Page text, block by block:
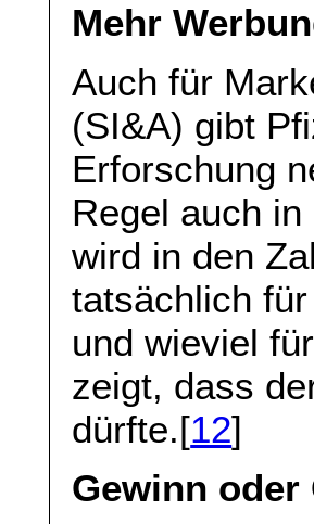
Mehr
Auch für
(SI&A) gibt
Erforschung
Regel auch
wird in den
tatsächlich
und wieviel
zeigt, dass
dürfte.[12]
Gewinn oder